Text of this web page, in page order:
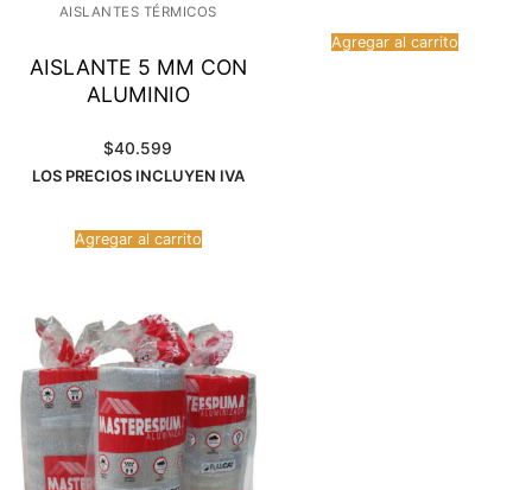
AISLANTES TÉRMICOS
AISLANTE 5 MM CON
ALUMINIO
$40.599
LOS PRECIOS INCLUYEN IVA
Agregar al carrito
Agregar al carrito